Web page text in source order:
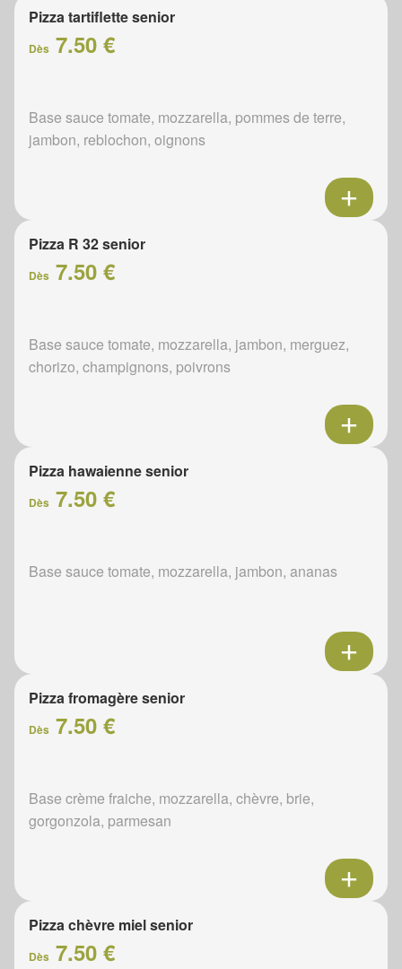
Pizza tartiflette senior
Dès 7.50 €
Base sauce tomate, mozzarella, pommes de terre,
jambon, reblochon, oignons
Pizza R 32 senior
Dès 7.50 €
Base sauce tomate, mozzarella, jambon, merguez,
chorizo, champignons, poivrons
Pizza hawaienne senior
Dès 7.50 €
Base sauce tomate, mozzarella, jambon, ananas
Pizza fromagère senior
Dès 7.50 €
Base crème fraiche, mozzarella, chèvre, brie,
gorgonzola, parmesan
Pizza chèvre miel senior
Dès 7.50 €